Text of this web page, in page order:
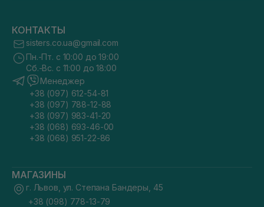
КОНТАКТЫ
sisters.co.ua@gmail.com
Пн.-Пт. с 10:00 до 19:00
Сб.-Вс. с 11:00 до 18:00
Менеджер
+38 (097) 612-54-81
+38 (097) 788-12-88
+38 (097) 983-41-20
+38 (068) 693-46-00
+38 (068) 951-22-86
МАГАЗИНЫ
г. Львов, ул. Степана Бандеры, 45
+38 (098) 778-13-79